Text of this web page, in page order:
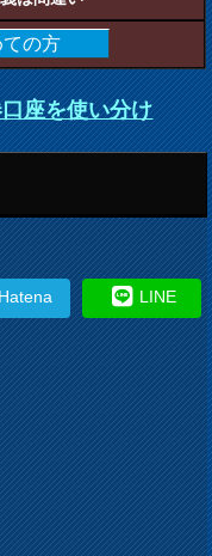
ての方
座を使い分け
Hatena LINE